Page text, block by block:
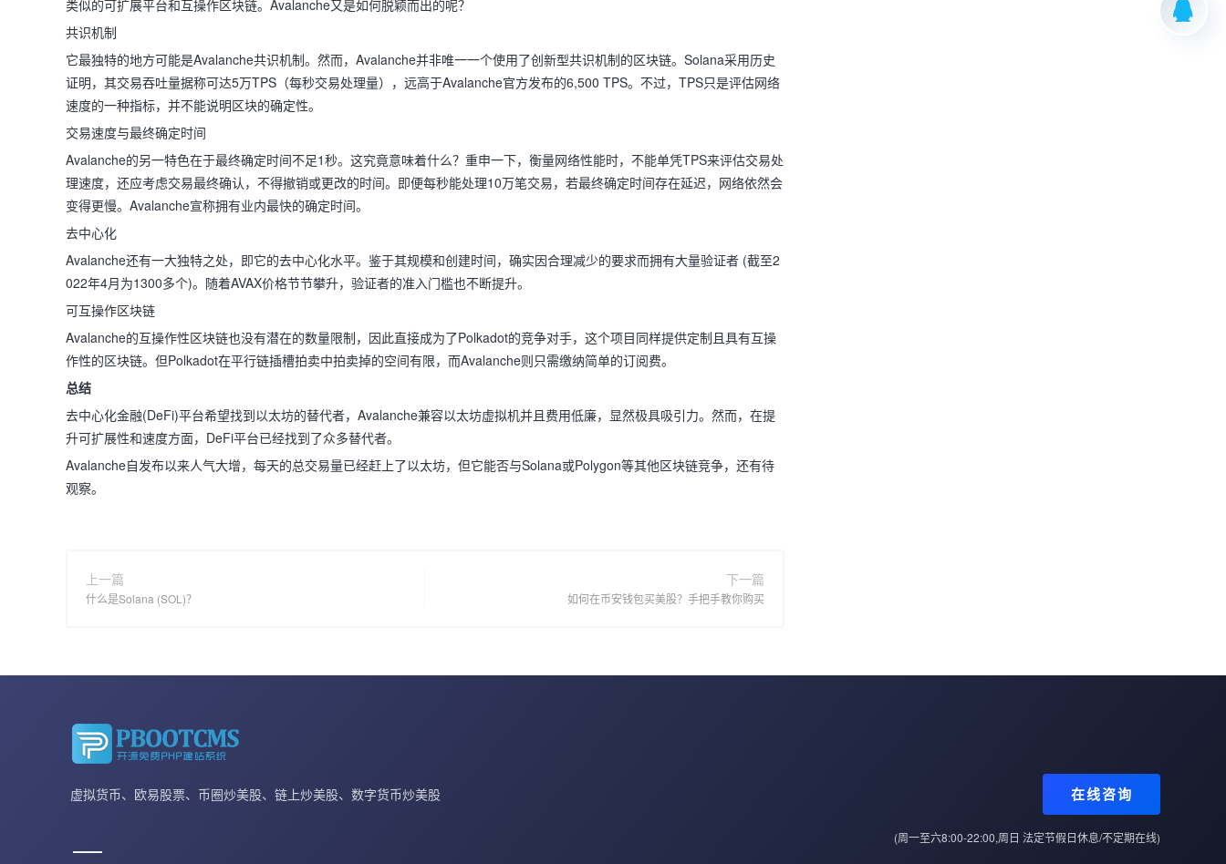
类似的可扩展平台和互操作区块链。Avalanche又是如何脱颖而出的呢？
共识机制
它最独特的地方可能是Avalanche共识机制。然而，Avalanche并非唯一一个使用了创新型共识机制的区块链。Solana采用历史
证明，其交易吞吐量据称可达5万TPS（每秒交易处理量），远高于Avalanche官方发布的6,500 TPS。不过，TPS只是评估网络
速度的一种指标，并不能说明区块的确定性。
交易速度与最终确定时间
Avalanche的另一特色在于最终确定时间不足1秒。这究竟意味着什么？重申一下，衡量网络性能时，不能单凭TPS来评估交易处
理速度，还应考虑交易最终确认，不得撤销或更改的时间。即便每秒能处理10万笔交易，若最终确定时间存在延迟，网络依然会
变得更慢。Avalanche宣称拥有业内最快的确定时间。
去中心化
Avalanche还有一大独特之处，即它的去中心化水平。鉴于其规模和创建时间，确实因合理减少的要求而拥有大量验证者 (截至2
022年4月为1300多个)。随着AVAX价格节节攀升，验证者的准入门槛也不断提升。
可互操作区块链
Avalanche的互操作性区块链也没有潜在的数量限制，因此直接成为了Polkadot的竞争对手，这个项目同样提供定制且具有互操
作性的区块链。但Polkadot在平行链插槽拍卖中拍卖掉的空间有限，而Avalanche则只需缴纳简单的订阅费。
总结
去中心化金融(DeFi)平台希望找到以太坊的替代者，Avalanche兼容以太坊虚拟机并且费用低廉，显然极具吸引力。然而，在提
升可扩展性和速度方面，DeFi平台已经找到了众多替代者。
Avalanche自发布以来人气大增，每天的总交易量已经赶上了以太坊，但它能否与Solana或Polygon等其他区块链竞争，还有待
观察。
上一篇
什么是Solana (SOL)？
下一篇
如何在币安钱包买美股？手把手教你购买
虚拟货币、欧易股票、币圈炒美股、链上炒美股、数字货币炒美股 在线咨询
(周一至六8:00-22:00,周日 法定节假日休息/不定期在线)